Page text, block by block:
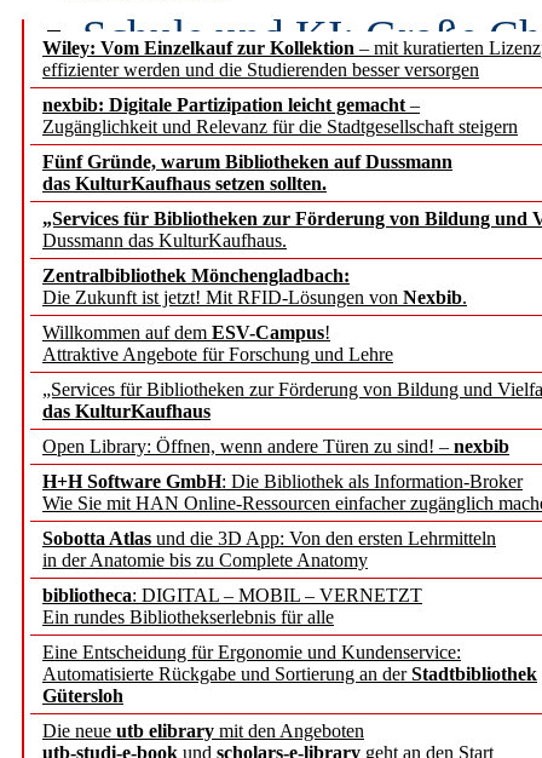
Wiley: Vom Einzelkauf zur Kollektion – mit kuratierten
effizienter werden und die Studierenden besser versorgen
nexbib: Digitale Partizipation leicht gemacht –
Zugänglichkeit und Relevanz für die Stadtgesellschaft steigern
Fünf Gründe, warum Bibliotheken auf Dussmann
das KulturKaufhaus setzen sollten.
„Services für Bibliotheken zur Förderung von Bildung und
Dussmann das KulturKaufhaus.
Zentralbibliothek Mönchengladbach:
Die Zukunft ist jetzt! Mit RFID-Lösungen von Nexbib.
Willkommen auf dem ESV-Campus!
Attraktive Angebote für Forschung und Lehre
„Services für Bibliotheken zur Förderung von Bildung und
das KulturKaufhaus
Open Library: Öffnen, wenn andere Türen zu sind! – nexbib
H+H Software GmbH: Die Bibliothek als Information-Broker
Wie Sie mit HAN Online-Ressourcen einfacher zugänglich
Sobotta Atlas und die 3D App: Von den ersten Lehrmitteln
in der Anatomie bis zu Complete Anatomy
bibliotheca: DIGITAL – MOBIL – VERNETZT
Ein rundes Bibliothekserlebnis für alle
Eine Entscheidung für Ergonomie und Kundenservice:
Automatisierte Rückgabe und Sortierung an derStadtbibliothek
Gütersloh
Die neue utb elibrary mit den Angeboten
utb-studi-e-book und scholars-e-library geht an den Start
Schule und KI: Große
Voraussetzungen
Erfolgreiches erstes
Segment Research –
angepasst
konstruktiv!
Mohr Siebeck
und die Zeitschrift für
Francke Attempto
EBSCO Information
Recherchefunktionen in
Sorbisches Institut neu
Geschichte und